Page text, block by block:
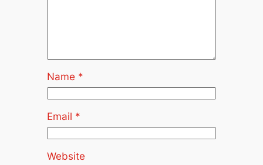
Name *
Email *
Website